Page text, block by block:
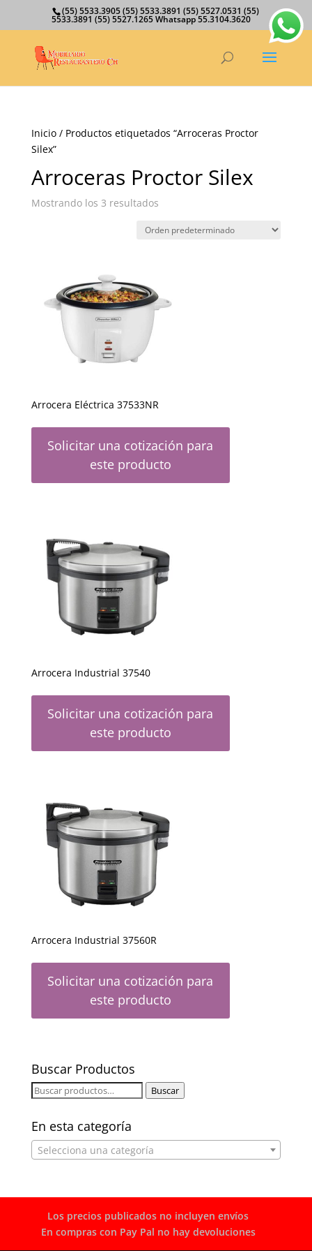
(55) 5533.3905 (55) 5533.3891 (55) 5527.0531 (55)
5533.3891 (55) 5527.1265 Whatsapp 55.3104.3620
Inicio/ Productos etiquetados “Arroceras Proctor
Silex”
Arroceras Proctor Silex
Mostrando los 3 resultados
Arrocera Eléctrica 37533NR
Solicitar una cotización para
este producto
Arrocera Industrial 37540
Solicitar una cotización para
este producto
Arrocera Industrial 37560R
Solicitar una cotización para
este producto
Buscar Productos
Buscar
Buscar
En esta categoría
Selecciona una categoría
Los precios publicados no incluyen envíos
En compras con Pay Pal no hay devoluciones